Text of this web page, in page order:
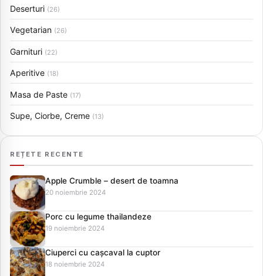
Deserturi (26)
Vegetarian (26)
Garnituri (22)
Aperitive (18)
Masa de Paste (17)
Supe, Ciorbe, Creme (13)
REȚETE RECENTE
Apple Crumble – desert de toamna
20 noiembrie 2024
Porc cu legume thailandeze
19 noiembrie 2024
Ciuperci cu cașcaval la cuptor
18 noiembrie 2024